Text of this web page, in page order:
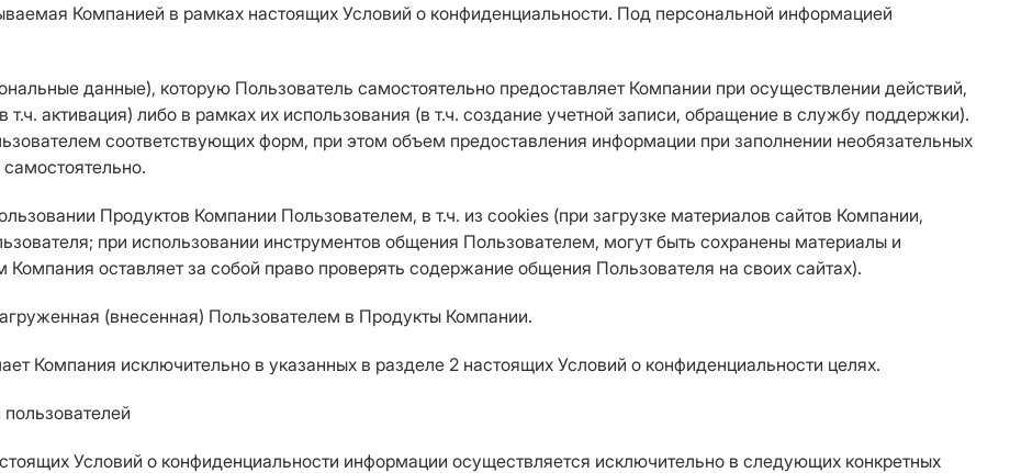
Компанией в рамках настоящих Условий о конфиденциальности. Под персональной информацией
данные), которую Пользователь самостоятельно предоставляет Компании при осуществлении действий,
активация) либо в рамках их использования (в т.ч. создание учетной записи, обращение в службу поддержки).
соответствующих форм, при этом объем предоставления информации при заполнении необязательных
Продуктов Компании Пользователем, в т.ч. из cookies (при загрузке материалов сайтов Компании,
при использовании инструментов общения Пользователем, могут быть сохранены материалы и
оставляет за собой право проверять содержание общения Пользователя на своих сайтах).
(внесенная) Пользователем в Продукты Компании.
Компания исключительно в указанных в разделе 2 настоящих Условий о конфиденциальности целях.
Условий о конфиденциальности информации осуществляется исключительно в следующих конкретных